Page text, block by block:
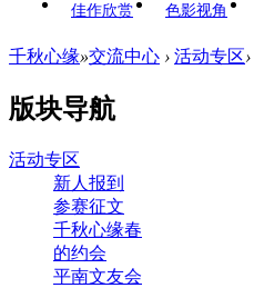
佳作欣赏
色影视角
千秋心缘»交流中心 › 活动专区›
版块导航
活动专区
新人报到
参赛征文
千秋心缘春
的约会
平南文友会